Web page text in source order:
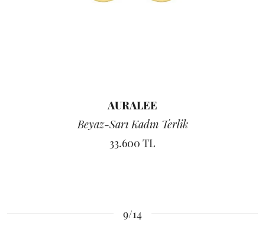
AURALEE
Beyaz-Sarı Kadın Terlik
33.600 TL
9/14